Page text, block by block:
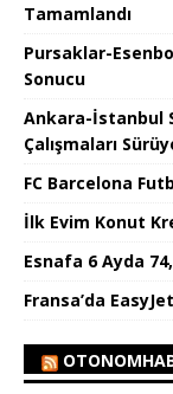
Tamamlandı
Pursaklar-
Sonucu
Ankara-İstanbul
Çalışmaları
FC Barcelona
İlk Evim Konut
Esnafa 6 Ayda
Fransa’da